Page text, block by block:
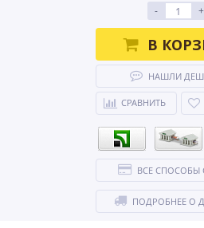
-
+
В
НАШЛИ
СРАВНИТЬ
ВСЕ СПОСОБЫ
ПОДРОБНЕЕ О